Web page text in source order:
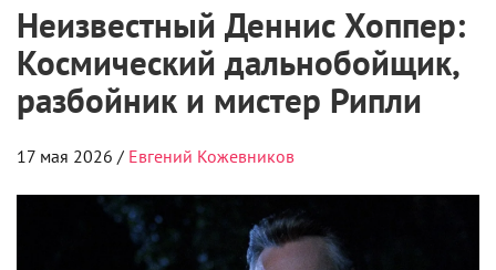
Неизвестный Деннис Хоппер:
Космический дальнобойщик,
разбойник и мистер Рипли
17 мая 2026 / Евгений Кожевников